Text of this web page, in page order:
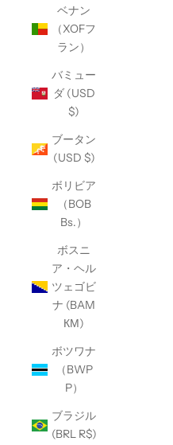
ベナン
（XOFフ
ラン）
バミュー
ダ (USD
$)
ブータン
(USD $)
ボリビア
（BOB
Bs.）
ボスニ
ア・ヘル
ツェゴビ
ナ (BAM
КМ)
ボツワナ
（BWP
P）
ブラジル
(BRL R$)